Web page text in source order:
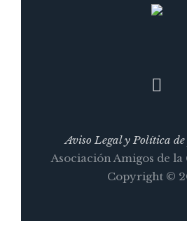
Aviso Legal y Política
Asociación Amigos de la
Copyright ©